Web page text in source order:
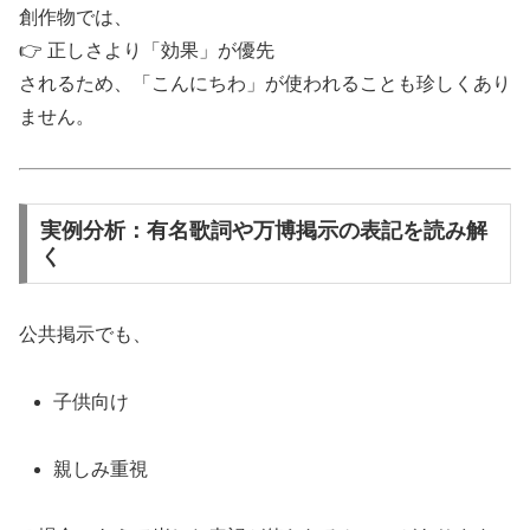
創作物では、
👉 正しさより「効果」が優先
されるため、「こんにちわ」が使われることも珍しくあり
ません。
実例分析：有名歌詞や万博掲示の表記を読み解
く
公共掲示でも、
子供向け
親しみ重視